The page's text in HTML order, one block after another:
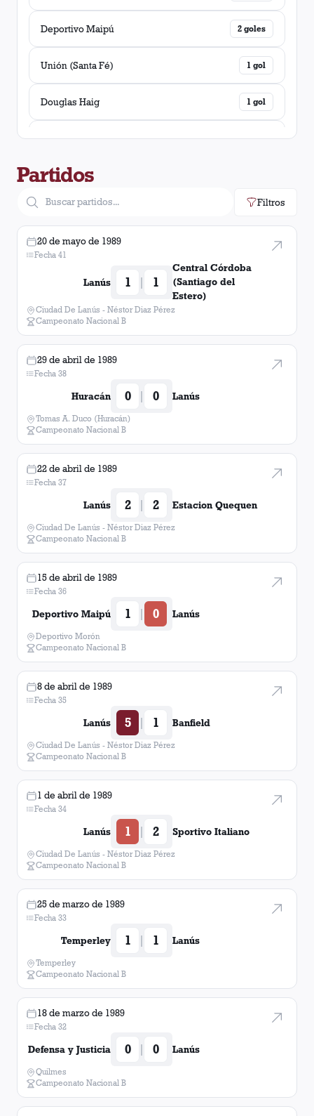
Cipolletti victoria
Deportivo Maipú victoria
Quilmes victoria
Estacion Quequen 1 victoria
Deportivo Maipú 2 goles
Unión (Santa Fé) 1 gol
Douglas Haig 1 gol
Chacarita Juniors 1 gol
Atlético Tucumán
Colon (Santa Fé)
Partidos
Filtros
20 de mayo de 1989
Fecha 41
Lanús 1 | 1
Central Córdoba
(Santiago del
Estero)
Ciudad De Lanús - Néstor Diaz Pérez
Campeonato Nacional B
29 de abril de 1989
Fecha 38
Huracán 0 | 0 Lanús
Tomas A. Duco (Huracán)
Campeonato Nacional B
22 de abril de 1989
Fecha 37
Lanús 2 | 2 Estacion Quequen
Ciudad De Lanús - Néstor Diaz Pérez
Campeonato Nacional B
15 de abril de 1989
Fecha 36
Deportivo Maipú 1 | 0 Lanús
Deportivo Morón
Campeonato Nacional B
8 de abril de 1989
Fecha 35
Lanús 5 | 1 Banfield
Ciudad De Lanús - Néstor Diaz Pérez
Campeonato Nacional B
1 de abril de 1989
Fecha 34
Lanús 1 | 2 Sportivo Italiano
Ciudad De Lanús - Néstor Diaz Pérez
Campeonato Nacional B
25 de marzo de 1989
Fecha 33
Temperley 1 | 1 Lanús
Temperley
Campeonato Nacional B
18 de marzo de 1989
Fecha 32
Defensa y Justicia 0 | 0 Lanús
Quilmes
Campeonato Nacional B